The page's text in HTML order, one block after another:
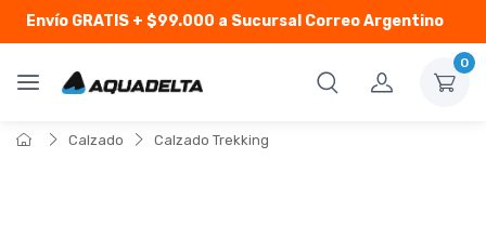
Envío GRATIS+ $99.000 a Sucursal Correo Argentino
0
Calzado Calzado Trekking